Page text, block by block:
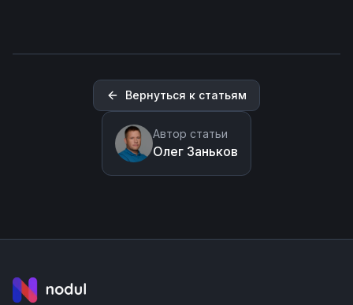
Вернуться к статьям
Автор статьи
Олег Заньков